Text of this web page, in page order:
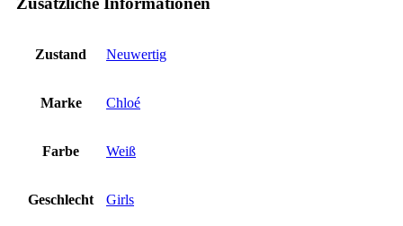
Zustand Neuwertig
Marke Chloé
Farbe Weiß
Geschlecht Girls